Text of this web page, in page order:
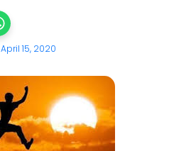
April 15, 2020